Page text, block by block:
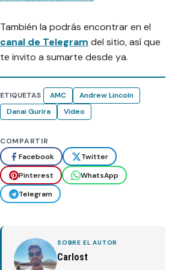
También la podrás encontrar en el
canal de Telegram del sitio, así que
te invito a sumarte desde ya.
ETIQUETAS AMC
Andrew Lincoln
Danai Gurira
Video
COMPARTIR
Facebook
Twitter
Pinterest
WhatsApp
Telegram
SOBRE EL AUTOR
Carlost